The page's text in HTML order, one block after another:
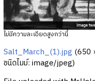
ไม่มีความละเอียดสูงกว่านี้
Salt_March_(1).jpg (650
ชนิดไมม์: image/jpeg)